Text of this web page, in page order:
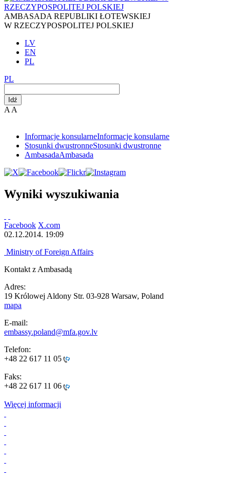
AMBASADA REPUBLIKI ŁOTEWSKIEJ
W RZECZYPOSPOLITEJ POLSKIEJ
LV
EN
PL
PL
Idź
A A
Informacje konsularneInformacje konsularne
Stosunki dwustronneStosunki dwustronne
AmbasadaAmbasada
Wyniki wyszukiwania
Facebook X.com
02.12.2014. 19:09
Ministry of Foreign Affairs
Kontakt z Ambasadą
Adres:
19 Królowej Aldony Str. 03-928 Warsaw, Poland
mapa
E-mail:
embassy.poland@mfa.gov.lv
Telefon:
+48 22 617 11 05
Faks:
+48 22 617 11 06
Więcej informacji